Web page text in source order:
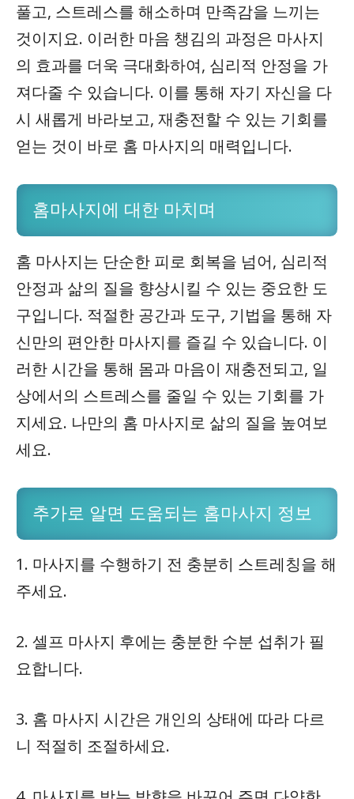
풀고, 스트레스를 해소하며 만족감을 느끼는
것이지요. 이러한 마음 챙김의 과정은 마사지
의 효과를 더욱 극대화하여, 심리적 안정을 가
져다줄 수 있습니다. 이를 통해 자기 자신을 다
시 새롭게 바라보고, 재충전할 수 있는 기회를
얻는 것이 바로 홈 마사지의 매력입니다.
홈마사지에 대한 마치며
홈 마사지는 단순한 피로 회복을 넘어, 심리적
안정과 삶의 질을 향상시킬 수 있는 중요한 도
구입니다. 적절한 공간과 도구, 기법을 통해 자
신만의 편안한 마사지를 즐길 수 있습니다. 이
러한 시간을 통해 몸과 마음이 재충전되고, 일
상에서의 스트레스를 줄일 수 있는 기회를 가
지세요. 나만의 홈 마사지로 삶의 질을 높여보
세요.
추가로 알면 도움되는 홈마사지 정보
1. 마사지를 수행하기 전 충분히 스트레칭을 해
주세요.
2. 셀프 마사지 후에는 충분한 수분 섭취가 필
요합니다.
3. 홈 마사지 시간은 개인의 상태에 따라 다르
니 적절히 조절하세요.